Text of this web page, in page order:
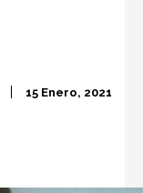
15 Enero, 2021